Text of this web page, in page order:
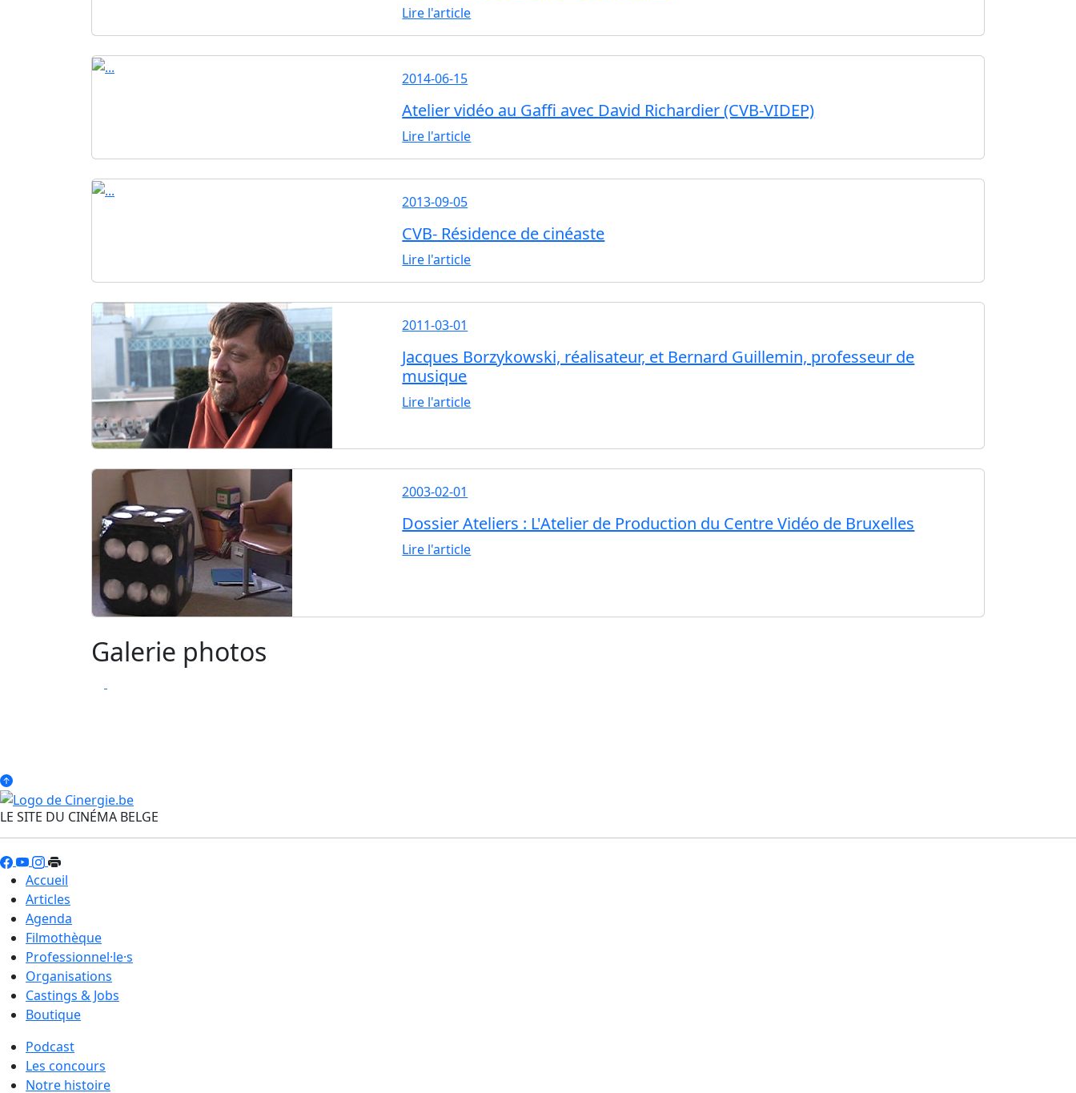
Lire l'article
2014-06-15
Atelier vidéo au Gaffi avec David Richardier (CVB-VIDEP)
Lire l'article
2013-09-05
CVB- Résidence de cinéaste
Lire l'article
2011-03-01
Jacques Borzykowski, réalisateur, et Bernard Guillemin, professeur de
musique
Lire l'article
2003-02-01
Dossier Ateliers : L'Atelier de Production du Centre Vidéo de Bruxelles
Lire l'article
Galerie photos
LE SITE DU CINÉMA BELGE
Accueil
Articles
Agenda
Filmothèque
Professionnel·le·s
Organisations
Castings & Jobs
Boutique
Podcast
Les concours
Notre histoire